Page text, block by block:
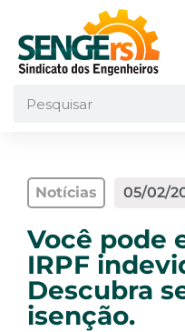
Notícias 05/02/
Você pode
IRPF
Descubra
isenção.